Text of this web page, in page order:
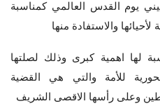
يوم القدس العالمي كمناسبة
والاستفادة منها
لها اهمية كبرى وذلك لصلتها
للأمة والتي هي القضية
وعلى رأسها الاقصى الشريف